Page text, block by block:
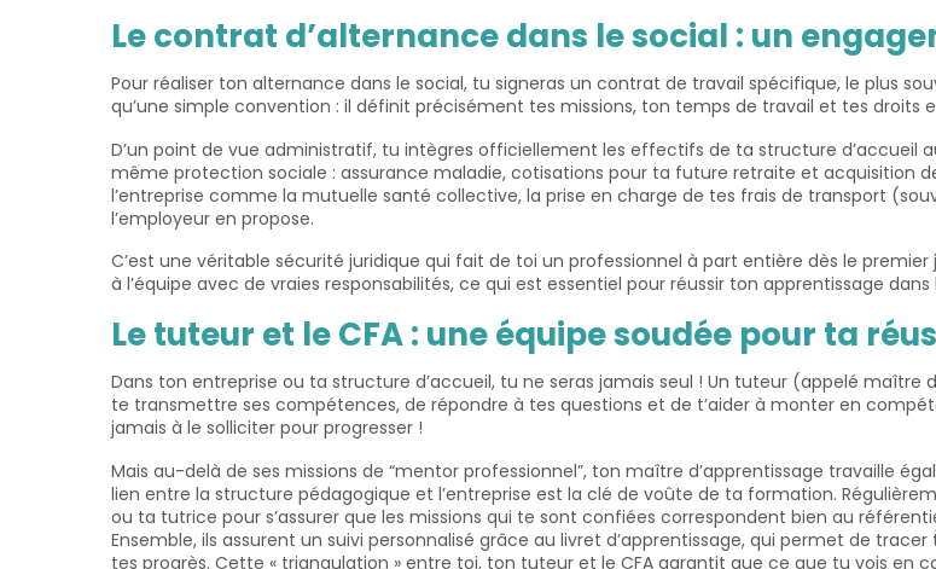
Le contrat d’alternance dans le social : un
Pour réaliser ton alternance dans le social, tu signeras un contrat de travail spécifique, le plus
qu’une simple convention : il définit précisément tes missions, ton temps de travail et tes droits
D’un point de vue administratif, tu intègres officiellement les effectifs de ta structure d’accueil
même protection sociale : assurance maladie, cotisations pour ta future retraite et acquisition
l’entreprise comme la mutuelle santé collective, la prise en charge de tes frais de transport
l’employeur en propose.
C’est une véritable sécurité juridique qui fait de toi un professionnel à part entière dès le
à l’équipe avec de vraies responsabilités, ce qui est essentiel pour réussir ton apprentissage
Le tuteur et le CFA : une équipe soudée pour ta
Dans ton entreprise ou ta structure d’accueil, tu ne seras jamais seul ! Un tuteur (appelé maître
te transmettre ses compétences, de répondre à tes questions et de t’aider à monter en
jamais à le solliciter pour progresser !
Mais au-delà de ses missions de “mentor professionnel”, ton maître d’apprentissage travaille
lien entre la structure pédagogique et l’entreprise est la clé de voûte de ta formation.
ou ta tutrice pour s’assurer que les missions qui te sont confiées correspondent bien au
Ensemble, ils assurent un suivi personnalisé grâce au livret d’apprentissage, qui permet de
tes progrès. Cette « triangulation » entre toi, ton tuteur et le CFA garantit que ce que tu vois